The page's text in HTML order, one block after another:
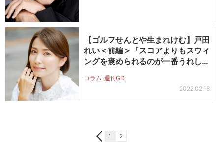
【ゴルフせんとや生まれけむ】戸田
れい＜前編＞「スコアよりもスウィ
ングを褒められるのが一番うれし
コラム 週刊GD
2022.02.18
1 2